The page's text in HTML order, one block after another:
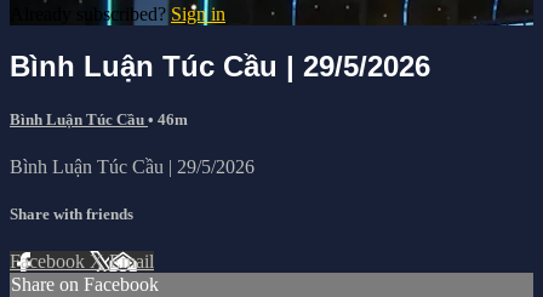
Already subscribed? Sign in
Bình Luận Túc Cầu | 29/5/2026
Bình Luận Túc Cầu • 46m
Bình Luận Túc Cầu | 29/5/2026
Share with friends
Facebook XEmail
Share on Facebook